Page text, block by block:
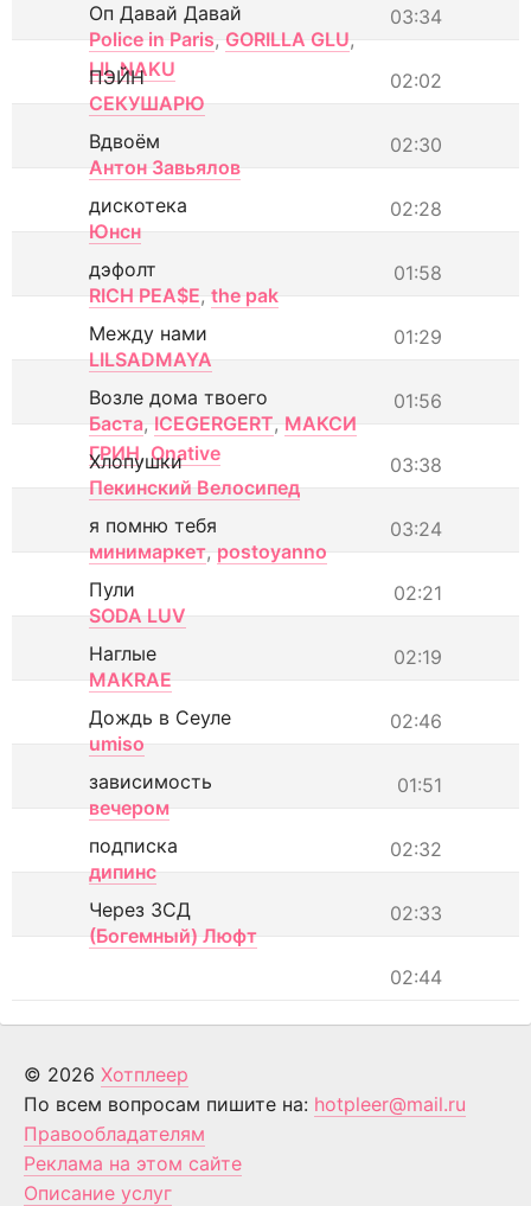
03:34
Оп Давай Давай
Police in Paris, GORILLA GLU,
LIL NAKU
02:02
ПЭЙН
СЕКУШАРЮ
02:30
Вдвоём
Антон Завьялов
02:28
дискотека
Юнсн
01:58
дэфолт
RICH PEA$E, the pak
01:29
Между нами
LILSADMAYA
01:56
Возле дома твоего
Баста, ICEGERGERT, МАКСИ
ГРИН, Onative 03:38
Хлопушки
Пекинский Велосипед
03:24
я помню тебя
минимаркет, postoyanno
02:21
Пули
SODA LUV
02:19
Наглые
MAKRAE
02:46
Дождь в Сеуле
umiso
01:51
зависимость
вечером
02:32
подписка
дипинс
02:33
Через ЗСД
(Богемный) Люфт
02:44
© 2026 Хотплеер
По всем вопросам пишите на: hotpleer@mail.ru
Правообладателям
Реклама на этом сайте
Описание услуг